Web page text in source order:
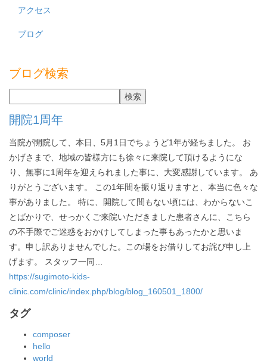
アクセス
ブログ
ブログ検索
開院1周年
当院が開院して、本日、5月1日でちょうど1年が経ちました。 お
かげさまで、地域の皆様方にも徐々に来院して頂けるようにな
り、無事に1周年を迎えられました事に、大変感謝しています。 あ
りがとうございます。 この1年間を振り返りますと、本当に色々な
事がありました。 特に、開院して間もない頃には、わからないこ
とばかりで、せっかくご来院いただきました患者さんに、こちら
の不手際でご迷惑をおかけしてしまった事もあったかと思いま
す。申し訳ありませんでした。この場をお借りしてお詫び申し上
げます。 スタッフ一同…
https://sugimoto-kids-
clinic.com/clinic/index.php/blog/blog_160501_1800/
タグ
composer
hello
world